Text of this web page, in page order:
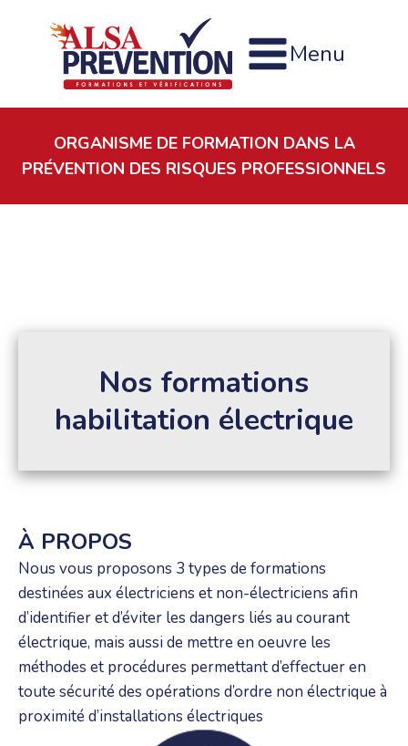
Menu
ORGANISME DE FORMATION DANS LA
PRÉVENTION DES RISQUES PROFESSIONNELS
Nos formations
habilitation électrique
À PROPOS
Nous vous proposons 3 types de formations
destinées aux électriciens et non-électriciens afin
d’identifier et d’éviter les dangers liés au courant
électrique, mais aussi de mettre en oeuvre les
méthodes et procédures permettant d’effectuer en
toute sécurité des opérations d’ordre non électrique à
proximité d’installations électriques